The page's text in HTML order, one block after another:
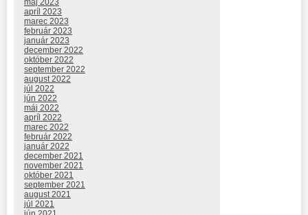
máj 2023
apríl 2023
marec 2023
február 2023
január 2023
december 2022
október 2022
september 2022
august 2022
júl 2022
jún 2022
máj 2022
apríl 2022
marec 2022
február 2022
január 2022
december 2021
november 2021
október 2021
september 2021
august 2021
júl 2021